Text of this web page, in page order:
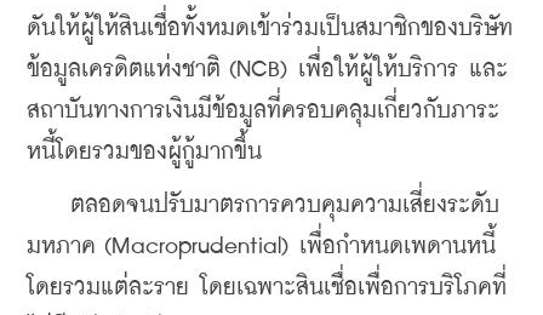
ดันให้ผู้ให้สินเชื่อทั้งหมดเข้าร่วมเป็นสมาชิกของบริษัท
ข้อมูลเครดิตแห่งชาติ (NCB) เพื่อให้ผู้ให้บริการ และ
สถาบันทางการเงินมีข้อมูลที่ครอบคลุมเกี่ยวกับภาระ
หนี้โดยรวมของผู้กู้มากขึ้น
ตลอดจนปรับมาตรการควบคุมความเสี่ยงระดับ
มหภาค (Macroprudential) เพื่อกำหนดเพดานหนี้
โดยรวมแต่ละราย โดยเฉพาะสินเชื่อเพื่อการบริโภคที่